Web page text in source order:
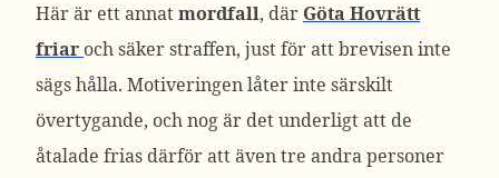
Här är ett annatmordfall, där Göta Hovrätt
friar och säker straffen, just för att brevisen inte
sägs hålla. Motiveringen låter inte särskilt
övertygande, och nog är det underligt att de
åtalade frias därför att även tre andra personer